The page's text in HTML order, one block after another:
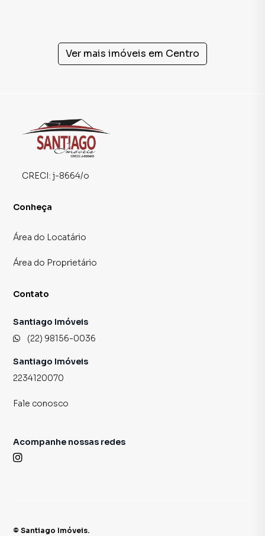
Ver mais imóveis em Centro
CRECI: j-8664/o
Conheça
Área do Locatário
Área do Proprietário
Contato
Santiago Imóveis
(22) 98156-0036
Santiago Imóveis
2234120070
Fale conosco
Acompanhe nossas redes
© Santiago Imóveis.